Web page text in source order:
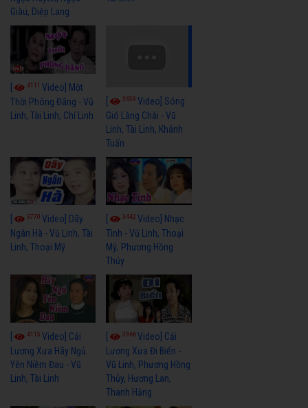
Giàu, Diệp Lang
4111 Video] Một
Thời Phóng Đãng - Vũ
Linh, Tài Linh, Chí Linh
3659Video] Sóng
Gió Làng Chài - Vũ
Linh, Tài Linh, Khánh
Tuấn
3770 Video] Dãy
Ngân Hà - Vũ Linh, Tài
Linh, Thoại Mỹ
3442Video] Nhạc
Tình - Vũ Linh, Thoại
Mỹ, Phương Hồng
Thủy
4115 Video] Cải
Lương Xưa Hãy Ngủ
Yên Niềm Đau - Vũ
Linh, Tài Linh
3966Video] Cải
Lương Xưa Đi Biển -
Vũ Linh, Phương Hồng
Thủy, Hương Lan,
Thanh Hằng